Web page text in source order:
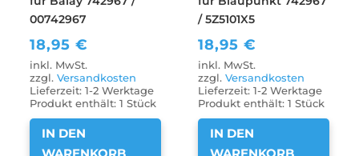
00742967
18,95€
inkl. MwSt.
zzgl.Versandkosten
Lieferzeit:1-2 Werktage
Produkt enthält: 1Stück
IN DEN
/ 5Z5101X5
18,95€
inkl. MwSt.
zzgl.Versandkosten
Lieferzeit:1-2 Werktage
Produkt enthält: 1Stück
IN DEN